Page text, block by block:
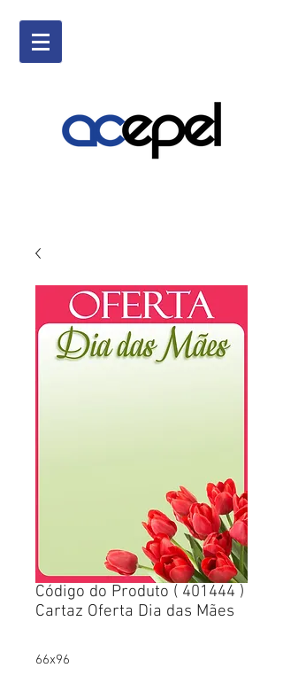
Código do Produto ( 401444 )
Cartaz Oferta Dia das Mães
66x96